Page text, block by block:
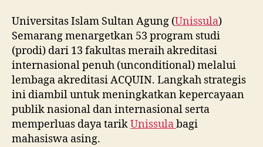
Universitas Islam Sultan Agung (Unissula)
Semarang menargetkan 53 program studi
(prodi) dari 13 fakultas meraih akreditasi
internasional penuh (unconditional) melalui
lembaga akreditasi ACQUIN. Langkah strategis
ini diambil untuk meningkatkan kepercayaan
publik nasional dan internasional serta
memperluas daya tarikUnissulabagi
mahasiswa asing.